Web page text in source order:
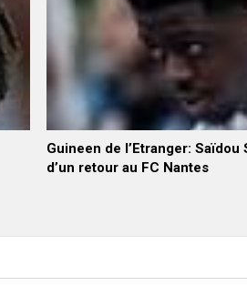
Guineen de l’Etranger:
d’un retour au FC Nantes